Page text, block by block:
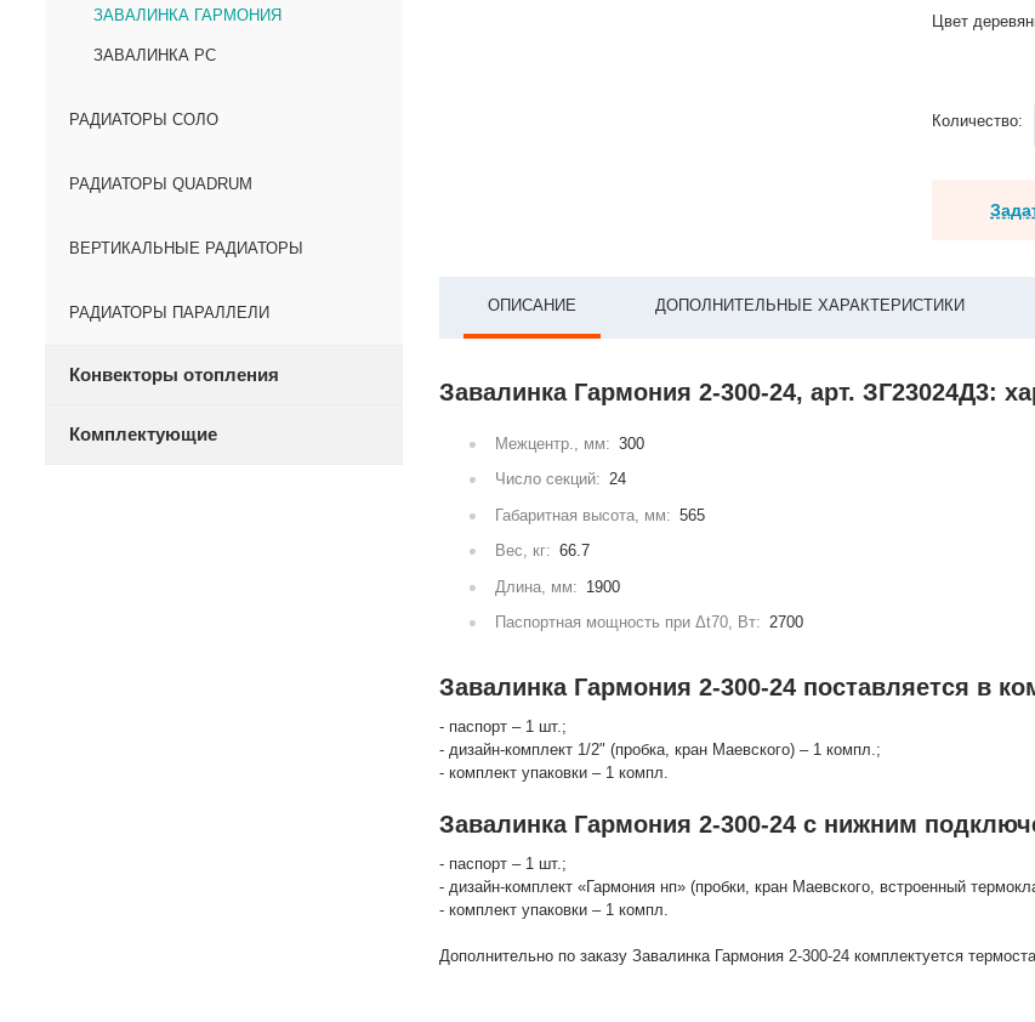
ЗАВАЛИНКА ГАРМОНИЯ
ЗАВАЛИНКА РС
РАДИАТОРЫ СОЛО
РАДИАТОРЫ QUADRUM
ВЕРТИКАЛЬНЫЕ РАДИАТОРЫ
РАДИАТОРЫ ПАРАЛЛЕЛИ
Конвекторы отопления
Комплектующие
Цвет
Количество:
ОПИСАНИЕ ДОПОЛНИТЕЛЬНЫЕ ХАРАКТЕРИСТИКИ
Завалинка Гармония 2-300-24, арт. ЗГ23024Д3:
Межцентр., мм: 300
Число секций: 24
Габаритная высота, мм: 565
Вес, кг: 66.7
Длина, мм: 1900
Паспортная мощность при Δt70, Вт: 2700
Завалинка Гармония 2-300-24 поставляется в
- паспорт – 1 шт.;
- дизайн-комплект 1/2" (пробка, кран Маевского) – 1 компл.;
- комплект упаковки – 1 компл.
Завалинка Гармония 2-300-24 с нижним
- паспорт – 1 шт.;
- дизайн-комплект «Гармония нп» (пробки, кран Маевского, встроенный
- комплект упаковки – 1 компл.
Дополнительно по заказу Завалинка Гармония 2-300-24 комплектуется